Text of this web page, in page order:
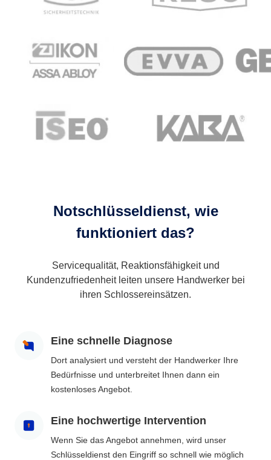
Notschlüsseldienst, wie
funktioniert das?
Servicequalität, Reaktionsfähigkeit und
Kundenzufriedenheit leiten unsere Handwerker bei
ihren Schlossereinsätzen.
Eine schnelle Diagnose
Dort analysiert und versteht der Handwerker Ihre
Bedürfnisse und unterbreitet Ihnen dann ein
kostenloses Angebot.
Eine hochwertige Intervention
Wenn Sie das Angebot annehmen, wird unser
Schlüsseldienst den Eingriff so schnell wie möglich